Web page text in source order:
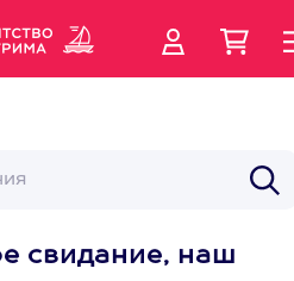
свидание, наш